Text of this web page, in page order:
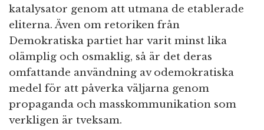
katalysator genom att utmana de etablerade
eliterna. Även om retoriken från
Demokratiska partiet har varit minst lika
olämplig och osmaklig, så är det deras
omfattande användning av odemokratiska
medel för att påverka väljarna genom
propaganda och masskommunikation som
verkligen är tveksam.